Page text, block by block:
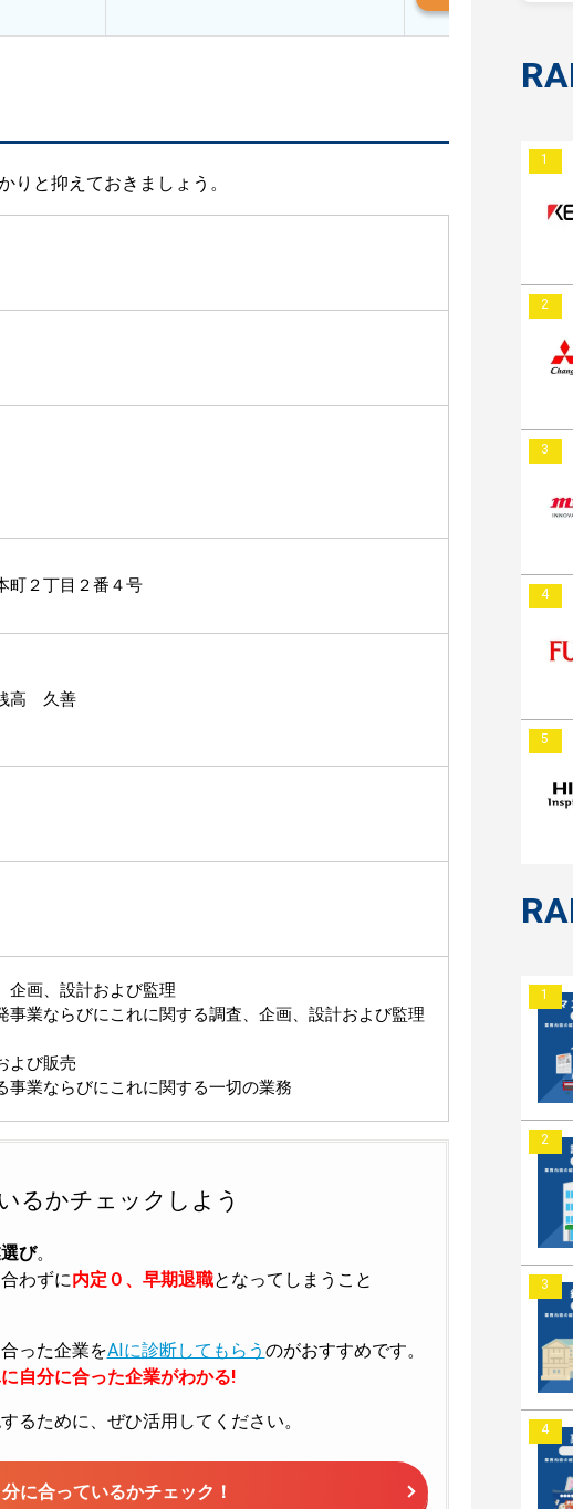
りと抑えておきましょう。
町２丁目２番４号
高 久善
企画、設計および監理
事業ならびにこれに関する調査、企画、設計および監理
よび販売
事業ならびにこれに関する一切の業務
るかチェックしよう
び。
わずに内定０、早期退職となってしまうこと
った企業をAIに診断してもらう のがおすすめです。
自分に合った企業がわかる!
るために、ぜひ活用してください。
に合っているかチェック！
1
2
3
4
5
1
2
3
4